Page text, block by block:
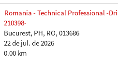
Romania - Technical Professional -
210398-
Bucurest, PH, RO, 013686
22 de jul. de 2026
0.00 km